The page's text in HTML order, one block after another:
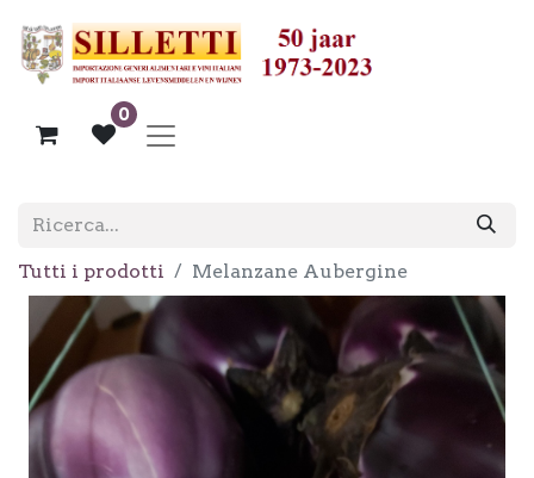
0
Tutti i prodotti Melanzane Aubergine